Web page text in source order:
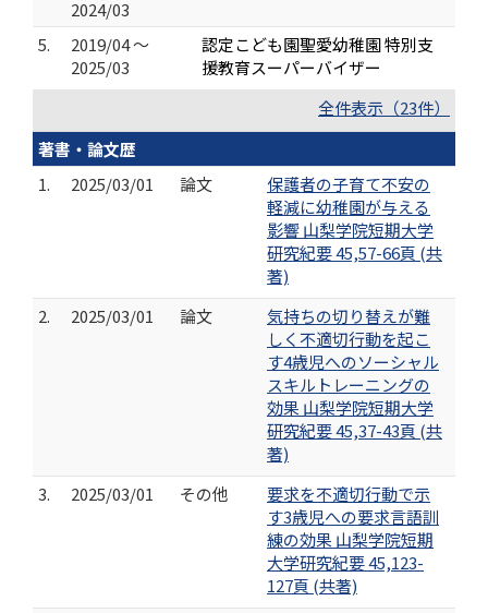
2024/03
5.
2019/04 ～
2025/03
認定こども園聖愛幼稚園 特別支
援教育スーパーバイザー
全件表示（23件）
著書・論文歴
1.
2025/03/01 論文
保護者の子育て不安の
軽減に幼稚園が与える
影響 山梨学院短期大学
研究紀要 45,57-66頁 (共
著)
2.
2025/03/01 論文
気持ちの切り替えが難
しく不適切行動を起こ
す4歳児へのソーシャル
スキルトレーニングの
効果 山梨学院短期大学
研究紀要 45,37-43頁 (共
著)
3.
2025/03/01 その他
要求を不適切行動で示
す3歳児への要求言語訓
練の効果 山梨学院短期
大学研究紀要 45,123-
127頁 (共著)